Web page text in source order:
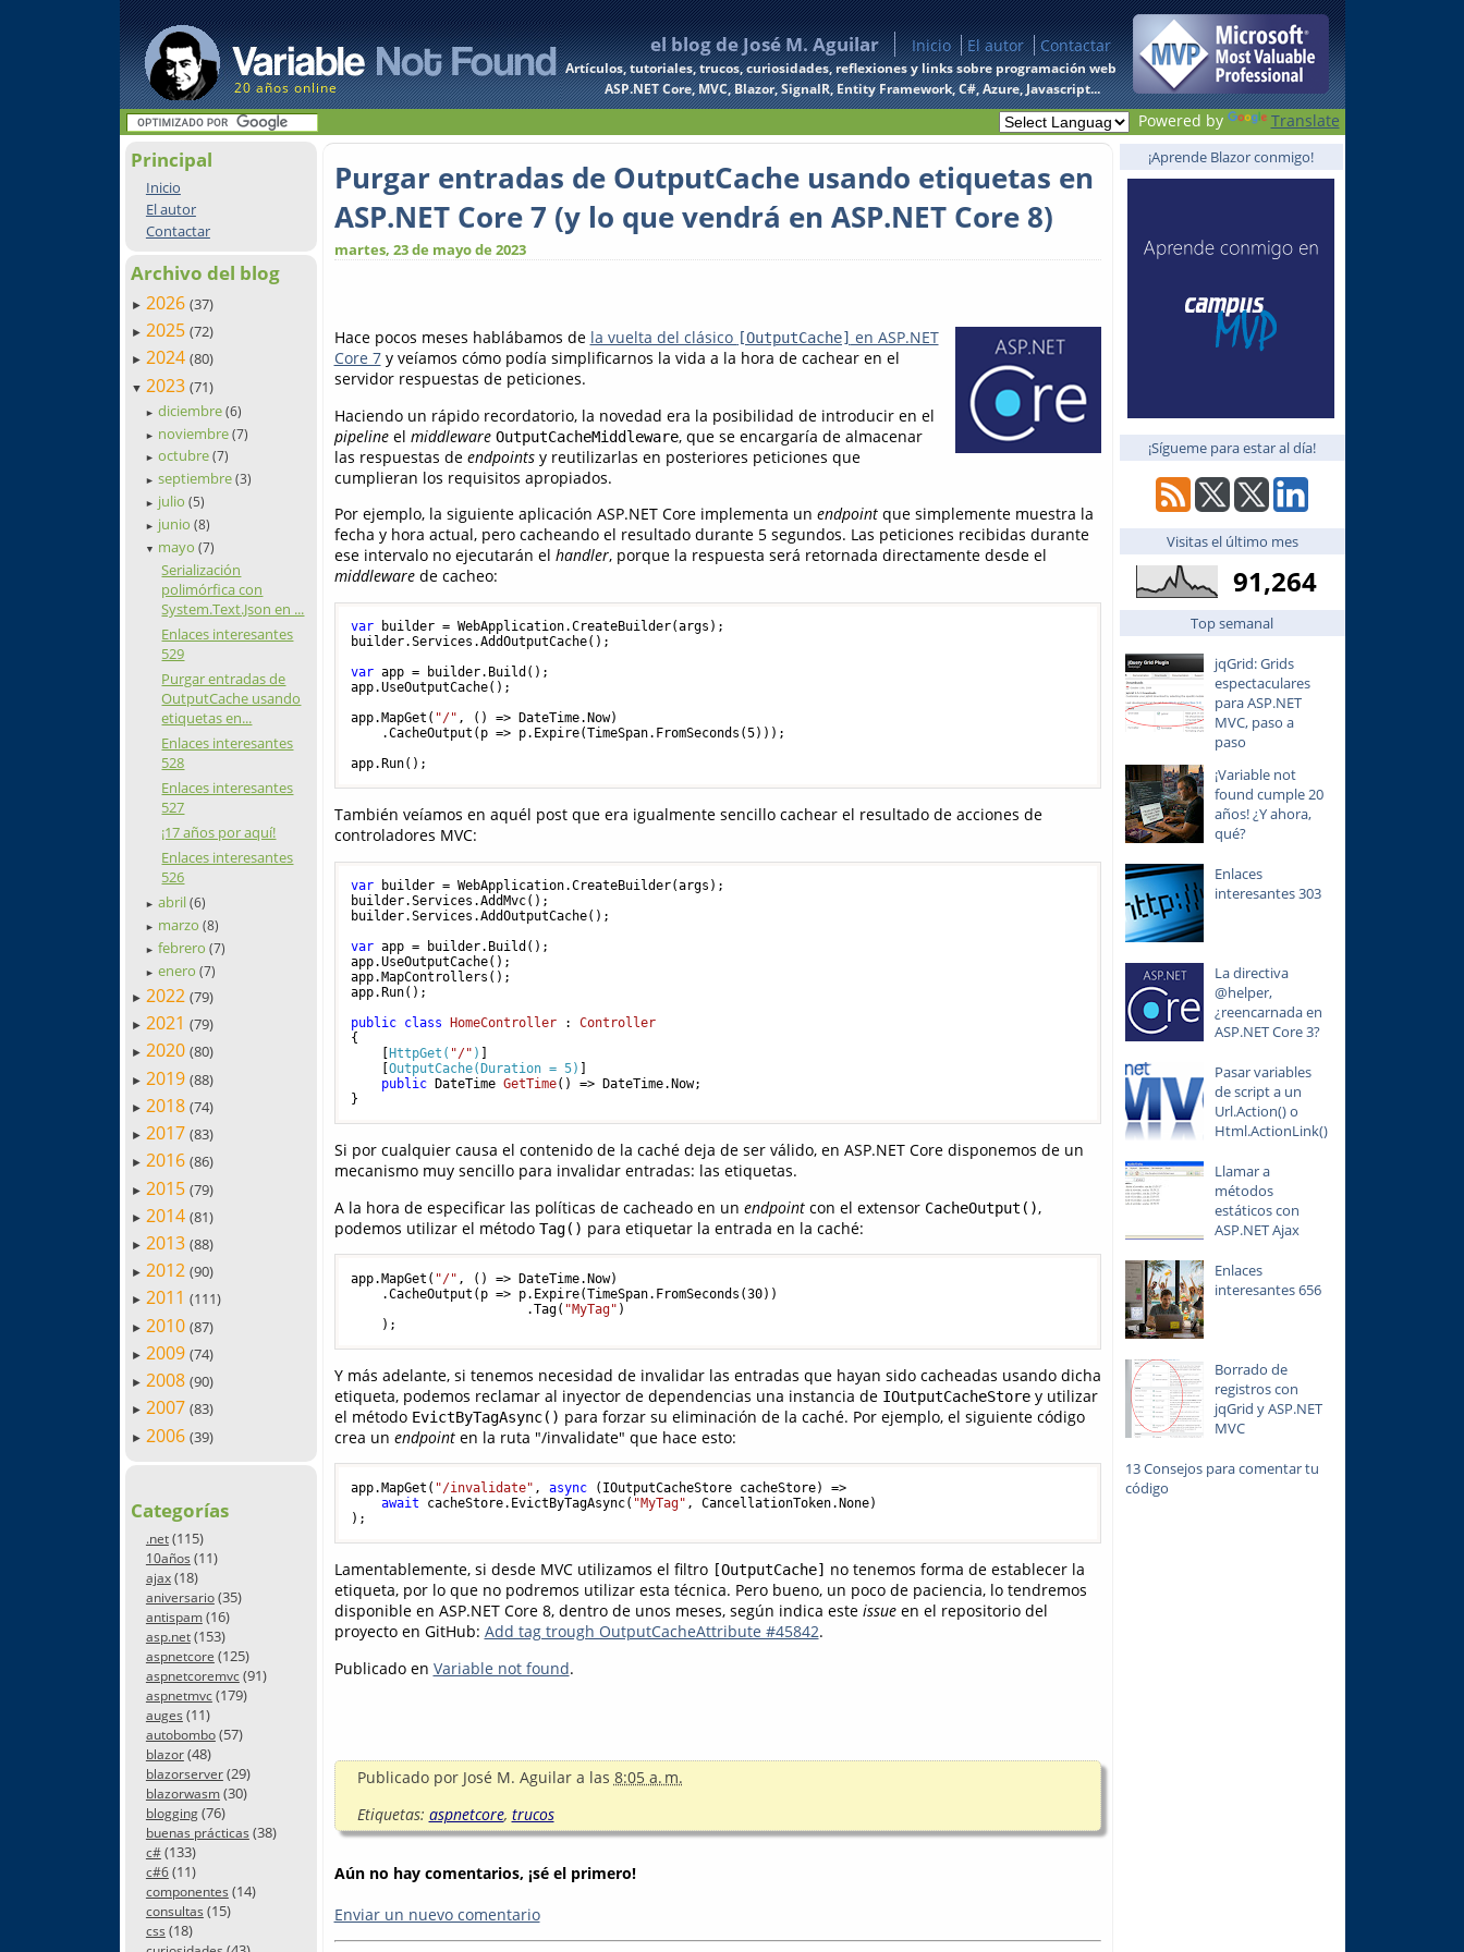
20 años online
el blog de José M. Aguilar Inicio El autor Contactar
Artículos, tutoriales, trucos, curiosidades, reflexiones y links sobre programación web
ASP.NET Core, MVC, Blazor, SignalR, Entity Framework, C#, Azure, Javascript...
Powered by Translate
Principal
Inicio
El autor
Contactar
Archivo del blog
► 2026 (37)
► 2025 (72)
► 2024 (80)
▼ 2023 (71)
► diciembre(6)
► noviembre(7)
► octubre(7)
► septiembre(3)
► julio(5)
► junio(8)
▼ mayo(7)
Serialización
polimórfica con
System.Text.Json en ...
Enlaces interesantes
529
Purgar entradas de
OutputCache usando
etiquetas en...
Enlaces interesantes
528
Enlaces interesantes
527
¡17 años por aquí!
Enlaces interesantes
526
► abril(6)
► marzo(8)
► febrero(7)
► enero(7)
► 2022 (79)
► 2021 (79)
► 2020 (80)
► 2019 (88)
► 2018 (74)
► 2017 (83)
► 2016 (86)
► 2015 (79)
► 2014 (81)
► 2013 (88)
► 2012 (90)
► 2011 (111)
► 2010 (87)
► 2009 (74)
► 2008 (90)
► 2007 (83)
► 2006 (39)
Categorías
.net(115)
10años (11)
ajax(18)
aniversario(35)
antispam(16)
asp.net(153)
aspnetcore (125)
aspnetcoremvc(91)
aspnetmvc(179)
auges (11)
autobombo(57)
blazor(48)
blazorserver(29)
blazorwasm(30)
blogging(76)
buenas prácticas (38)
c#(133)
c#6(11)
componentes (14)
consultas (15)
css (18)
Purgar entradas de OutputCache usando etiquetas en
ASP.NET Core 7 (y lo que vendrá en ASP.NET Core 8)
martes, 23 de mayo de 2023
Hace pocos meses hablábamos de la vuelta del clásico [OutputCache] en ASP.NET
Core 7y veíamos cómo podía simplificarnos la vida a la hora de cachear en el
servidor respuestas de peticiones.
Haciendo un rápido recordatorio, la novedad era la posibilidad de introducir en el
pipelineel middleware OutputCacheMiddleware, que se encargaría de almacenar
las respuestas de endpointsy reutilizarlas en posteriores peticiones que
cumplieran los requisitos apropiados.
Por ejemplo, la siguiente aplicación ASP.NET Core implementa un endpointque simplemente muestra la
fecha y hora actual, pero cacheando el resultado durante 5 segundos. Las peticiones recibidas durante
ese intervalo no ejecutarán el handler, porque la respuesta será retornada directamente desde el
middlewarede cacheo:
var builder = WebApplication.CreateBuilder(args);
builder.Services.AddOutputCache();
var app = builder.Build();
app.UseOutputCache();
app.MapGet( "/" , () => DateTime.Now)
    .CacheOutput(p => p.Expire(TimeSpan.FromSeconds(
5)));
También veíamos en aquél post que era igualmente sencillo cachear el resultado de acciones de
controladores MVC:
var builder = WebApplication.CreateBuilder(args);
builder.Services.AddMvc();
builder.Services.AddOutputCache();
var app = builder.Build();
app.UseOutputCache();
app.MapControllers();
app.Run();
public class HomeController : Controller
{
HttpGet( "/" )
    [
OutputCache(Duration = 5)
public DateTime GetTime()
=> DateTime.Now;
Si por cualquier causa el contenido de la caché deja de ser válido, en ASP.NET Core disponemos de un
mecanismo muy sencillo para invalidar entradas: las etiquetas.
A la hora de especificar las políticas de cacheado en un endpointcon el extensor CacheOutput(),
podemos utilizar el método Tag() para etiquetar la entrada en la caché:
app.MapGet( "/" , () => DateTime.Now)
    .CacheOutput(p => p.Expire(TimeSpan.FromSeconds(
30))
                       .Tag(
"MyTag" )
Y más adelante, si tenemos necesidad de invalidar las entradas que hayan sido cacheadas usando dicha
etiqueta, podemos reclamar al inyector de dependencias una instancia de IOutputCacheStorey utilizar
el método EvictByTagAsync() para forzar su eliminación de la caché. Por ejemplo, el siguiente código
crea un endpointen la ruta "/invalidate" que hace esto:
app.MapGet( "/invalidate" , async (IOutputCacheStore cacheStore) =>
await cacheStore.EvictByTagAsync( "MyTag" , CancellationToken.None)
Lamentablemente, si desde MVC utilizamos el filtro [OutputCache] no tenemos forma de establecer la
etiqueta, por lo que no podremos utilizar esta técnica. Pero bueno, un poco de paciencia, lo tendremos
disponible en ASP.NET Core 8, dentro de unos meses, según indica este issueen el repositorio del
proyecto en GitHub: Add tag trough OutputCacheAttribute #45842.
Publicado en Variable not found.
Publicado por José M. Aguilar a las 8:05 a. m.
Etiquetas: aspnetcore, trucos
Aún no hay comentarios, ¡sé el primero!
Enviar un nuevo comentario
¡Aprende Blazor conmigo!
¡Sígueme para estar al día!
Visitas el último mes
91,264
Top semanal
jqGrid: Grids
espectaculares
para ASP.NET
MVC, paso a
paso
¡Variable not
found cumple 20
años! ¿Y ahora,
qué?
Enlaces
interesantes 303
La directiva
@helper,
¿reencarnada en
ASP.NET Core 3?
Pasar variables
de script a un
Url.Action() o
Html.ActionLink()
Llamar a
métodos
estáticos con
ASP.NET Ajax
Enlaces
interesantes 656
Borrado de
registros con
jqGrid y ASP.NET
MVC
13 Consejos para comentar tu
código